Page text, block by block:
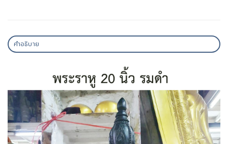
คำอธิบาย